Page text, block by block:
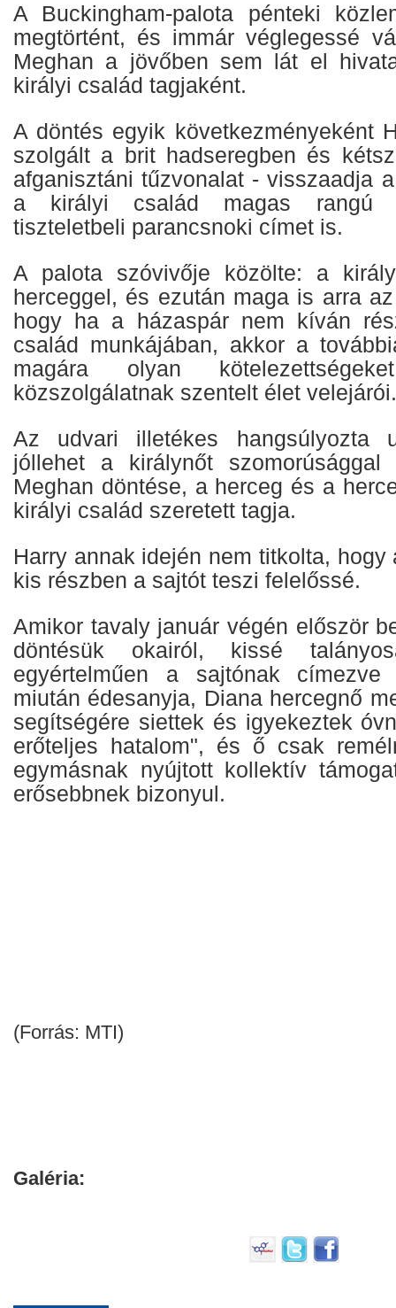
A Buckingham-palota pénteki
megtörtént, és immár véglegessé
Meghan a jövőben sem lát el
királyi család tagjaként.
A döntés egyik következményeként
szolgált a brit hadseregben és
afganisztáni tűzvonalat - visszaadja
a királyi család magas rangú
tiszteletbeli parancsnoki címet is.
A palota szóvivője közölte: a
herceggel, és ezután maga is arra
hogy ha a házaspár nem kíván
család munkájában, akkor a
magára olyan
közszolgálatnak szentelt élet velejárói.
Az udvari illetékes hangsúlyozta
jóllehet a királynőt
Meghan döntése, a herceg és a
királyi család szeretett tagja.
Harry annak idején nem titkolta, hogy
kis részben a sajtót teszi felelőssé.
Amikor tavaly január végén először
döntésük okairól, kissé
egyértelműen a sajtónak címezve
miután édesanyja, Diana hercegnő
segítségére siettek és igyekeztek
erőteljes hatalom", és ő csak
egymásnak nyújtott kollektív
erősebbnek bizonyul.
(Forrás: MTI)
Galéria: